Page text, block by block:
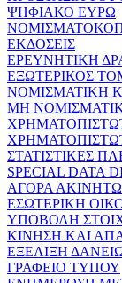
ΨΗΦΙΑΚΟ ΕΥΡΩ
ΕΚΔΟΣΕΙΣ
ΕΡΕΥΝΗΤΙΚΗ
ΕΞΩΤΕΡΙΚΟΣ
ΝΟΜΙΣΜΑΤΙΚΗ
ΜΗ
ΣΤΑΤΙΣΤΙΚΕΣ
SPECIAL DATA
ΑΓΟΡΑ
ΕΣΩΤΕΡΙΚΗ
ΥΠΟΒΟΛΗ
ΚΙΝΗΣΗ ΚΑΙ
ΕΞΕΛΙΞΗ
ΓΡΑΦΕΙΟ ΤΥΠΟΥ